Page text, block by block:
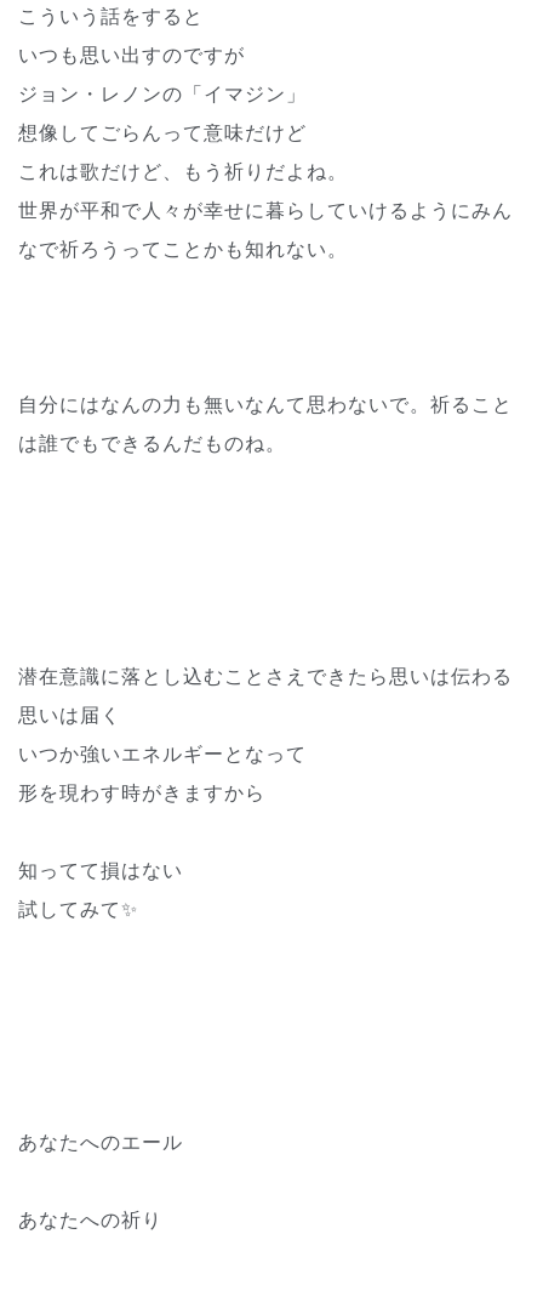
こういう話をすると
いつも思い出すのですが
ジョン・レノンの「イマジン」
想像してごらんって意味だけど
これは歌だけど、もう祈りだよね。
世界が平和で人々が幸せに暮らしていけるようにみん
なで祈ろうってことかも知れない。
自分にはなんの力も無いなんて思わないで。祈ること
は誰でもできるんだものね。
潜在意識に落とし込むことさえできたら思いは伝わる
思いは届く
いつか強いエネルギーとなって
形を現わす時がきますから
知ってて損はない
試してみて✨
あなたへのエール
あなたへの祈り